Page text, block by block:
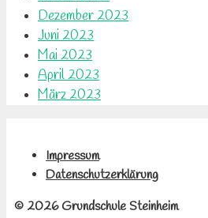
Dezember 2023
Juni 2023
Mai 2023
April 2023
März 2023
Impressum
Datenschutzerklärung
© 2026 Grundschule Steinheim